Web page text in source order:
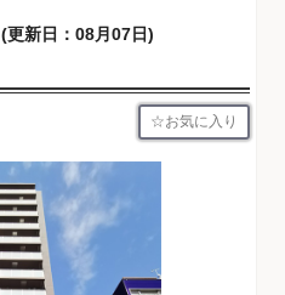
(更新日：08月07日)
お気に入り